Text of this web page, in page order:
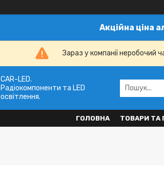
Акційна ціна
Зараз у компанії неробочий
CAR-LED.
Радіокомпоненти та LED
освітлення.
ГОЛОВНА ТОВАРИ ТА